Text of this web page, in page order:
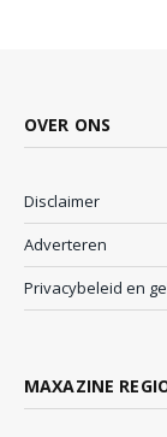
OVER ONS
Disclaimer
Adverteren
Privacybeleid en
MAXAZINE